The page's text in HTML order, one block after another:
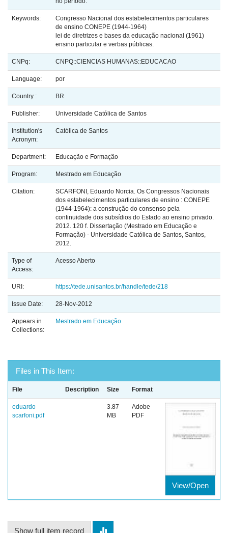
Keywords:
Congresso Nacional dos estabelecimentos particulares
de ensino CONEPE (1944-1964)
lei de diretrizes e bases da educação nacional (1961)
ensino particular e verbas públicas.
CNPq: CNPQ::CIENCIAS HUMANAS::EDUCACAO
Language: por
Country : BR
Publisher: Universidade Católica de Santos
Institution's
Acronym:
Católica de Santos
Department: Educação e Formação
Program: Mestrado em Educação
Citation:
SCARFONI, Eduardo Norcia. Os Congressos Nacionais
dos estabelecimentos particulares de ensino : CONEPE
(1944-1964): a construção do consenso pela
continuidade dos subsídios do Estado ao ensino privado.
2012. 120 f. Dissertação (Mestrado em Educação e
Formação) - Universidade Católica de Santos, Santos,
2012.
Type of
Access:
Acesso Aberto
URI: https://tede.unisantos.br/handle/tede/218
Issue Date: 28-Nov-2012
Appears in
Collections:
Mestrado em Educação
Files in This Item:
File Description Size Format
eduardo
scarfoni.pdf
3.87
MB
Adobe
PDF
View/Open
Show full item record